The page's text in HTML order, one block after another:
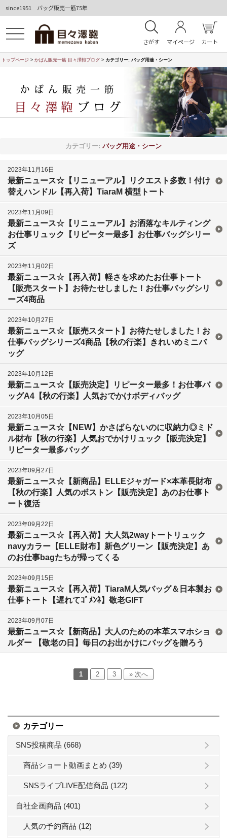
since1951 バッグ販売一筋75年
さがす マイページ カート
トップページ > かばん販売一筋 目々澤鞄ブログ > カテゴリー: バッグ用途・シーン
カテゴリー: バッグ用途・シーン
2023年11月16日
最新ニュース☆【リニューアル】リクエスト多数！付け
替えハンドル【再入荷】TiaraM 横型トート
2023年11月09日
最新ニュース☆【リニューアル】お洒落なキルティング
お仕事リュック【リピーター最多】お仕事バッグシリー
ズ
2023年11月02日
最新ニュース☆【再入荷】軽さを求めたお仕事トート
【販売スタート】お待たせしました！お仕事バッグシリ
ーズ4商品
2023年10月27日
最新ニュース☆【販売スタート】お待たせしました！お
仕事バッグシリーズ4商品【秋の行楽】きれいめミニバ
ッグ
2023年10月12日
最新ニュース☆【販売決定】リピーター最多！お仕事バ
ッグA4【秋の行楽】人気おでかけボディバッグ
2023年10月05日
最新ニュース☆【NEW】かさばらないのに収納力◎ミド
ル財布【秋の行楽】人気おでかけリュック【販売決定】
リピーター最多バッグ
2023年09月27日
最新ニュース☆【新商品】ELLEジャガード×本革長財布
【秋の行楽】人気のボストン【販売決定】あのお仕事ト
ート復活
2023年09月22日
最新ニュース☆【再入荷】大人気2wayトートリュック
navyカラー【ELLE財布】新色グリーン【販売決定】あ
のお仕事bagたちが帰ってくる
2023年09月15日
最新ニュース☆【再入荷】TiaraM人気バッグ＆日本製お
仕事トート【遅れてｺﾞﾒﾝﾈ】敬老GIFT
2023年09月07日
最新ニュース☆【新商品】大人のための本革スマホショ
ルダー 【敬老の日】毎日のお出かけにバッグを贈ろう
1 2 3 » 次へ
カテゴリー
SNS投稿商品 (668)
商品ショート動画まとめ (39)
SNSライブLIVE配信商品 (122)
自社企画商品 (401)
人気の予約商品 (12)